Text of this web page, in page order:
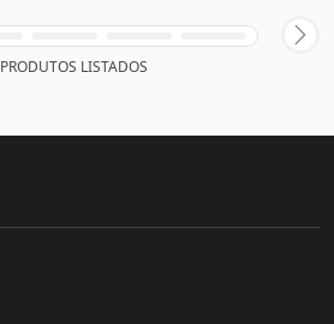
PRODUTOS LISTADOS